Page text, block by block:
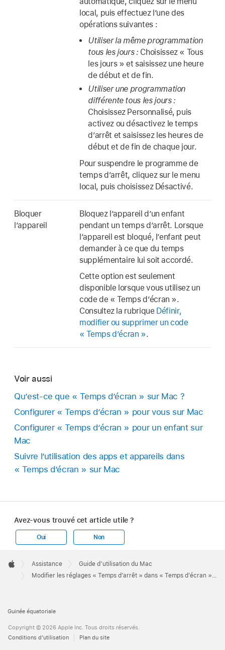
local, puis effectuez l’une des
opérations suivantes :
Utiliser la même programmation
tous les jours : Choisissez « Tous
les jours » et saisissez une heure
de début et de fin.
Utiliser une programmation
différente tous les jours :
Choisissez Personnalisé, puis
activez ou désactivez le temps
d’arrêt et saisissez les heures de
début et de fin de chaque jour.
Pour suspendre le programme de
temps d’arrêt, cliquez sur le menu
local, puis choisissez Désactivé.
Bloquer
l’appareil
Bloquez l’appareil d’un enfant
pendant un temps d’arrêt. Lorsque
l’appareil est bloqué, l’enfant peut
demander à ce que du temps
supplémentaire lui soit accordé.
Cette option est seulement
disponible lorsque vous utilisez un
code de « Temps d’écran ».
Consultez la rubrique Définir,
modifier ou supprimer un code
« Temps d’écran ».
Voir aussi
Qu’est-ce que « Temps d’écran » sur Mac ?
Configurer « Temps d’écran » pour vous sur Mac
Configurer « Temps d’écran » pour un enfant sur
Mac
Suivre l’utilisation des apps et appareils dans
« Temps d’écran » sur Mac
Avez-vous trouvé cet article utile ?
Oui Non
Footer

Apple
Assistance
Guide d’utilisation du Mac
Modifier les réglages « Temps d’arrêt » dans « Temps d’écran » sur Mac
Guinée équatoriale
Copyright © 2026 Apple Inc. Tous droits réservés.
Conditions d’utilisation
Plan du site